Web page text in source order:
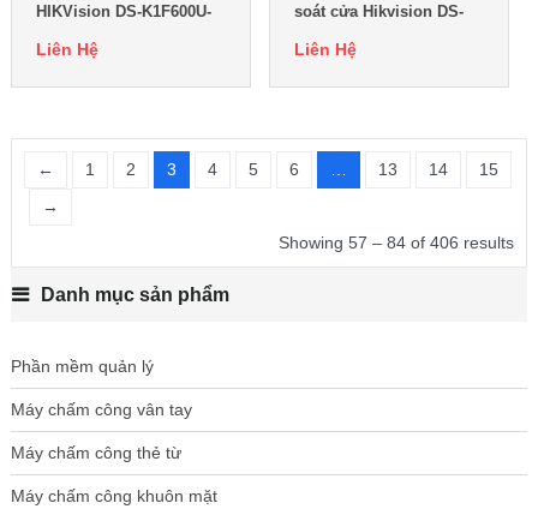
HIKVision DS-K1F600U-
Liên Hệ
soát cửa Hikvision DS-
Liên Hệ
← 1 2 3 4 5 6 13 14
15
→
Showing 57 – 84 of 406 results
Danh mục sản phẩm
Phần mềm quản lý
Máy chấm công vân tay
Máy chấm công thẻ từ
Máy chấm công khuôn mặt